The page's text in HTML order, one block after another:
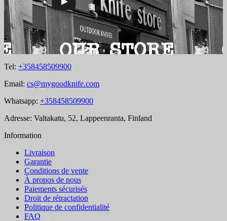
Tel: +358458509900
Email: cs@mygoodknife.com
Whatsapp: +358458509900
Adresse: Valtakatu, 52, Lappeenranta, Finland
Information
Livraison
Garantie
Conditions de vente
À propos de nous
Paiements sécurisés
Droit de rétractation
Politique de confidentialité
FAQ